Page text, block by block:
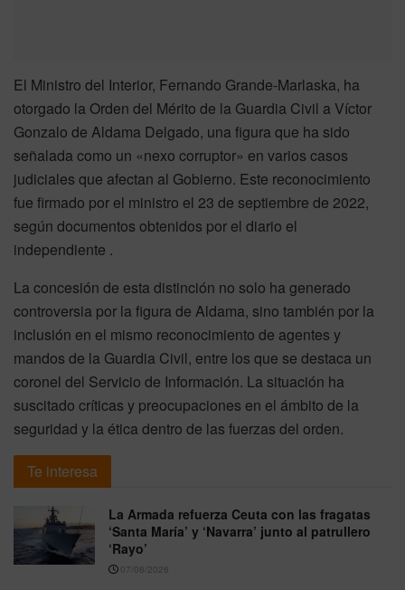
El Ministro del Interior, Fernando Grande-Marlaska, ha
otorgado la Orden del Mérito de la Guardia Civil a Víctor
Gonzalo de Aldama Delgado, una figura que ha sido
señalada como un «nexo corruptor» en varios casos
judiciales que afectan al Gobierno. Este reconocimiento
fue firmado por el ministro el 23 de septiembre de 2022,
según documentos obtenidos por el diario el
independiente .
La concesión de esta distinción no solo ha generado
controversia por la figura de Aldama, sino también por la
inclusión en el mismo reconocimiento de agentes y
mandos de la Guardia Civil, entre los que se destaca un
coronel del Servicio de Información. La situación ha
suscitado críticas y preocupaciones en el ámbito de la
seguridad y la ética dentro de las fuerzas del orden.
Te interesa
La Armada refuerza Ceuta con las fragatas
‘Santa María’ y ‘Navarra’ junto al patrullero
‘Rayo’
07/08/2026